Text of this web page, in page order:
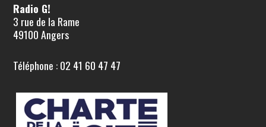
Radio G!
3 rue de la Rame
49100 Angers
Téléphone : 02 41 60 47 47